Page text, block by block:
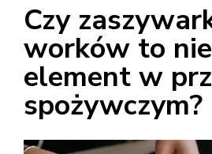
Czy
worków to
element w
spożywczym?